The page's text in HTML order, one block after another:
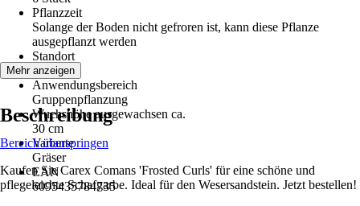
Pflanzzeit
Solange der Boden nicht gefroren ist, kann diese Pflanze
ausgepflanzt werden
Standort
Sonne
Anwendungsbereich
Gruppenpflanzung
Wuchshöhe ausgewachsen ca.
30 cm
Variante
Gräser
EAN
6095435784735
Mehr anzeigen
Beschreibung
Bereich überspringen
Kaufen Sie Carex Comans 'Frosted Curls' für eine schöne und
pflegeleichte Schafgarbe. Ideal für den Wesersandstein. Jetzt bestellen!